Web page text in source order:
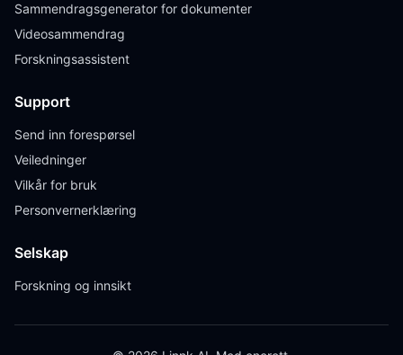
Sammendragsgenerator for dokumenter
Videosammendrag
Forskningsassistent
Support
Send inn forespørsel
Veiledninger
Vilkår for bruk
Personvernerklæring
Selskap
Forskning og innsikt